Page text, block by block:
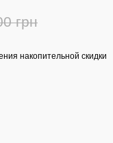
грн
накопительной скидки